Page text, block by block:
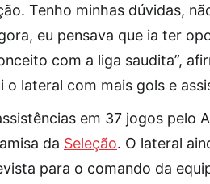
Tenho minhas dúvidas,
eu pensava que ia ter
com a liga saudita”,
lateral com mais gols e
em 37 jogos pelo
da Seleção. O lateral
para o comando da